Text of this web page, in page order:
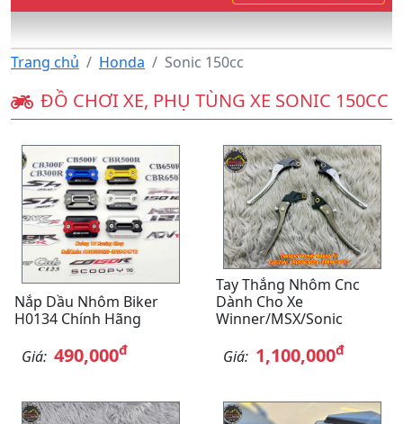
Trang chủ Honda Sonic 150cc
ĐỒ CHƠI XE, PHỤ TÙNG XE SONIC 150CC
Nắp Dầu Nhôm Biker
H0134 Chính Hãng
Giá: 490,000đ
Tay Thắng Nhôm Cnc
Dành Cho Xe
Winner/MSX/Sonic
Giá: 1,100,000đ